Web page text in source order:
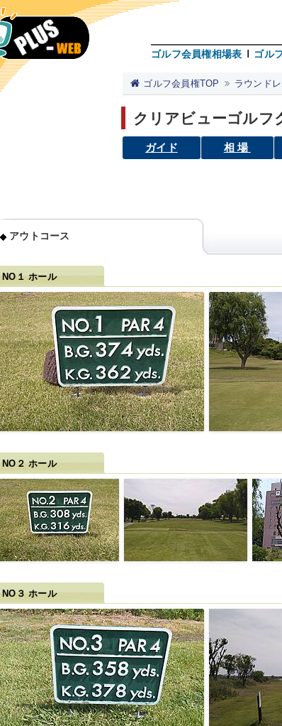
ゴルフ会員権相場表 ゴル
ゴルフ会員権TOP ラウンド
クリアビューゴルフ
ガイド 相場
アウトコース
NO１ ホール
NO２ ホール
NO３ ホール